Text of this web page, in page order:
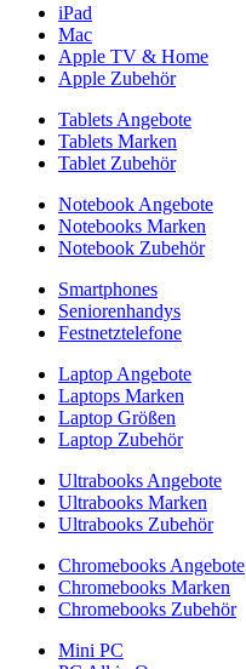
iPad
Mac
Apple TV & Home
Apple Zubehör
Tablets Angebote
Tablets Marken
Tablet Zubehör
Notebook Angebote
Notebooks Marken
Notebook Zubehör
Smartphones
Seniorenhandys
Festnetztelefone
Laptop Angebote
Laptops Marken
Laptop Größen
Laptop Zubehör
Ultrabooks Angebote
Ultrabooks Marken
Ultrabooks Zubehör
Chromebooks Angebote
Chromebooks Marken
Chromebooks Zubehör
Mini PC